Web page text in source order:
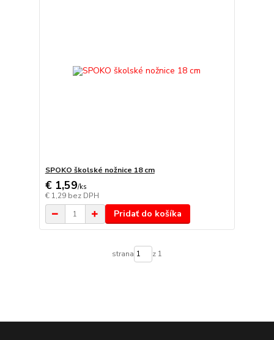
SPOKO školské nožnice 18 cm
€ 1,59/ks
€ 1,29 bez DPH
Pridať do košíka
strana z 1